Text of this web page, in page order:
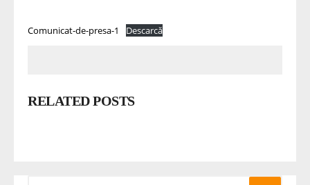
Comunicat-de-presa-1 Descarcă
RELATED POSTS